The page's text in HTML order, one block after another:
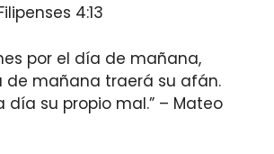
4:13
por el día de mañana,
de mañana traerá su afán.
día su propio mal.” – Mateo